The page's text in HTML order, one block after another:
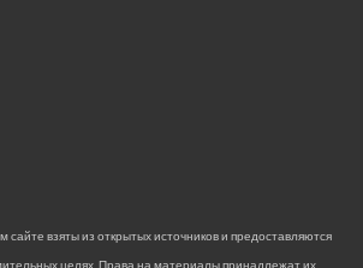
взяты из открытых источников и предоставляются
целях. Права на материалы принадлежат их